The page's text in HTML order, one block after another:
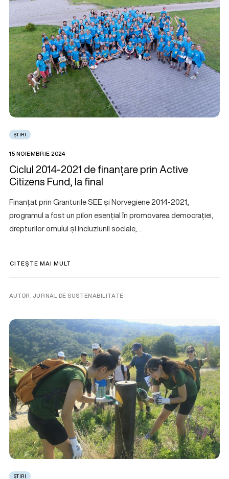
ȘTIRI
15 NOIEMBRIE 2024
Ciclul 2014-2021 de finanțare prin Active
Citizens Fund, la final
Finanțat prin Granturile SEE și Norvegiene 2014-2021,
programul a fost un pilon esențial în promovarea democrației,
drepturilor omului și incluziunii sociale,…
CITEȘTE MAI MULT
AUTOR. JURNAL DE SUSTENABILITATE
ȘTIRI